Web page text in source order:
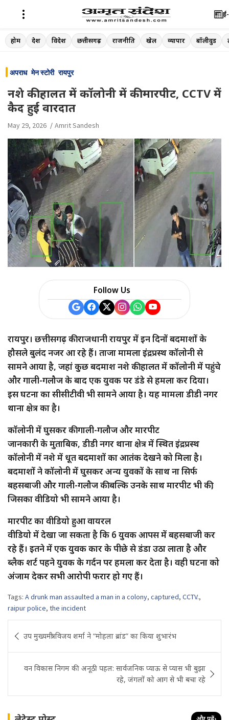
Skip
to
होम देश विदेश छत्तीसगढ़ राजनीति खेल व्यापार बॉलीवुड
अपराध मेन स्टोरी रायपुर
नशे की हालत में कॉलोनी में की मारपीट, CCTV में
कैद हुई वारदात
May 29, 2026 Amrit Sandesh
Follow Us
रायपुर। छत्तीसगढ़ की राजधानी रायपुर में इन दिनों बदमाशों के
हौसले बुलंद नजर आ रहे हैं। ताजा मामला इंद्रप्रस्थ कॉलोनी से
सामने आया है, जहां कुछ बदमाश नशे की हालत में कॉलोनी में पहुंचे
और गाली-गलौज के बाद एक युवक पर डंडे से हमला कर दिया।
इस घटना का सीसीटीवी भी सामने आया है। यह मामला डीडी नगर
थाना क्षेत्र का है।
कॉलोनी में घुसकर की गाली-गलौज और मारपीट
जानकारी के मुताबिक, डीडी नगर थाना क्षेत्र में स्थित इंद्रप्रस्थ
कॉलोनी में नशे में धूत बदमाशों का आतंक देखने को मिला है।
बदमाशों ने कॉलोनी में घुसकर अन्य युवकों के साथ ना सिर्फ
बहसबाजी और गाली-गलौज की बल्कि उनके साथ मारपीट भी की,
जिसका वीडियो भी सामने आया है।
मारपीट का वीडियो हुआ वायरल
वीडियो में देखा जा सकता है कि 6 युवक आपस में बहसबाजी कर
रहे हैं। इतने में एक युवक कार के पीछे से डंडा उठा लाता है और
ब्लैक शर्ट पहने युवक के गर्दन पर हमला कर देता है। वही घटना को
अंजाम देकर सभी आरोपी फरार हो गए हैं।
Tags: A drunk man assaulted a man in a colony, captured, CCTV.,
raipur police, the incident
navigation
उप मुख्यमंत्री विजय शर्मा ने “मोहला ब्रांड” का किया शुभारंभ
वन विकास निगम की अनूठी पहल: सार्वजनिक प्याऊ से प्यास भी बुझा
रहे, जंगलों को आग से भी बचा रहे